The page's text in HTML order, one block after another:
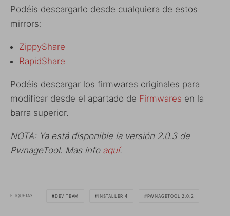
Podéis descargarlo desde cualquiera de estos
mirrors:
ZippyShare
RapidShare
Podéis descargar los firmwares originales para
modificar desde el apartado de Firmwares en la
barra superior.
NOTA: Ya está disponible la versión 2.0.3 de
PwnageTool. Mas info aquí.
ETIQUETAS DEV TEAM INSTALLER 4 PWNAGETOOL 2.0.2